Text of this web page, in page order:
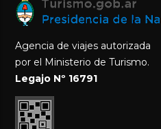
Agencia de viajes autorizada
por el Ministerio de Turismo.
Legajo Nº 16791